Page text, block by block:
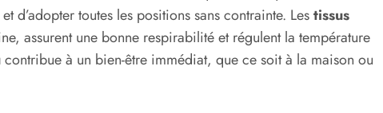
d’adopter toutes les positions sans contrainte. Lestissus
assurent une bonne respirabilité et régulent la température
contribue à un bien-être immédiat, que ce soit à la maison ou